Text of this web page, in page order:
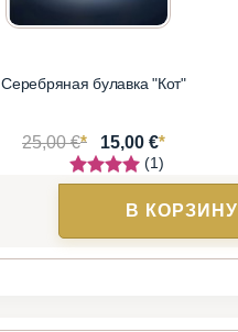
Серебряная булавка "Кот"
25,00 €* 15,00 €*
(1)
В КОРЗИНУ